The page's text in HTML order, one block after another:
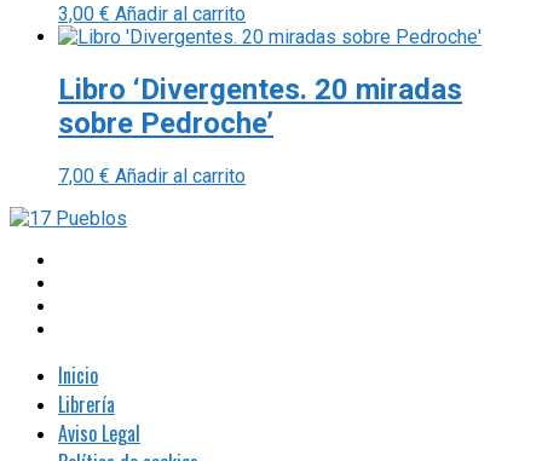
3,00 € Añadir al carrito
Libro ‘Divergentes. 20 miradas
sobre Pedroche’
7,00 € Añadir al carrito
Inicio
Librería
Aviso Legal